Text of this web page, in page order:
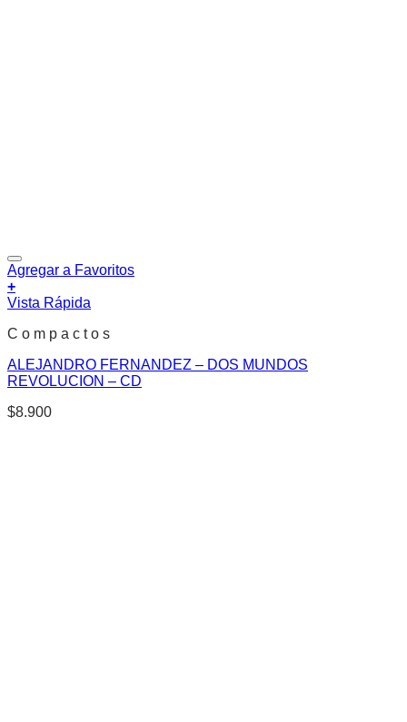
Agregar a Favoritos
+
Vista Rápida
C o m p a c t o s
ALEJANDRO FERNANDEZ – DOS MUNDOS
REVOLUCION – CD
$8.900